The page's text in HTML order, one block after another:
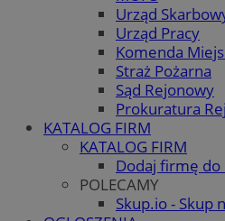
Urząd
Urząd Pracy
Komenda
Straż Pożarna
Sąd Rejonowy
Prokuratura
KATALOG FIRM
KATALOG FIRM
Dodaj firmę do
POLECAMY
Skup.io - Skup